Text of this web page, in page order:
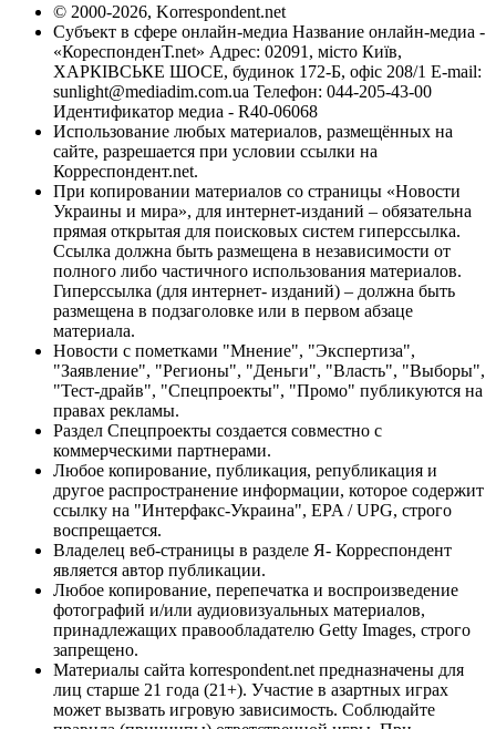
© 2000-2026, Korrespondent.net
Субъект в сфере онлайн-медиа Название онлайн-медиа -
«КореспонденТ.net» Адрес: 02091, місто Київ,
ХАРКІВСЬКЕ ШОСЕ, будинок 172-Б, офіс 208/1 E-mail:
sunlight@mediadim.com.ua Телефон: 044-205-43-00
Идентификатор медиа - R40-06068
Использование любых материалов, размещённых на
сайте, разрешается при условии ссылки на
Корреспондент.net.
При копировании материалов со страницы «Новости
Украины и мира», для интернет-изданий – обязательна
прямая открытая для поисковых систем гиперссылка.
Ссылка должна быть размещена в независимости от
полного либо частичного использования материалов.
Гиперссылка (для интернет- изданий) – должна быть
размещена в подзаголовке или в первом абзаце
материала.
Новости с пометками "Мнение", "Экспертиза",
"Заявление", "Регионы", "Деньги", "Власть", "Выборы",
"Тест-драйв", "Спецпроекты", "Промо" публикуются на
правах рекламы.
Раздел Спецпроекты создается совместно с
коммерческими партнерами.
Любое копирование, публикация, републикация и
другое распространение информации, которое содержит
ссылку на "Интерфакс-Украина", EPA / UPG, строго
воспрещается.
Владелец веб-страницы в разделе Я- Корреспондент
является автор публикации.
Любое копирование, перепечатка и воспроизведение
фотографий и/или аудиовизуальных материалов,
принадлежащих правообладателю Getty Images, строго
запрещено.
Материалы сайта korrespondent.net предназначены для
лиц старше 21 года (21+). Участие в азартных играх
может вызвать игровую зависимость. Соблюдайте